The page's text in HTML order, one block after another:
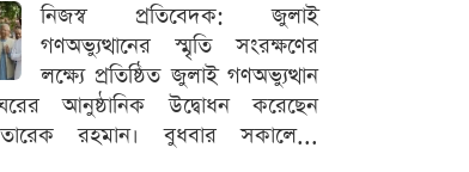
নিজস্ব প্রতিবেদক: জুলাই
গণঅভ্যুত্থানের স্মৃতি সংরক্ষণের
লক্ষ্যে প্রতিষ্ঠিত জুলাই গণঅভ্যুত্থান
আনুষ্ঠানিক উদ্বোধন করেছেন
তারেক রহমান। বুধবার সকালে...